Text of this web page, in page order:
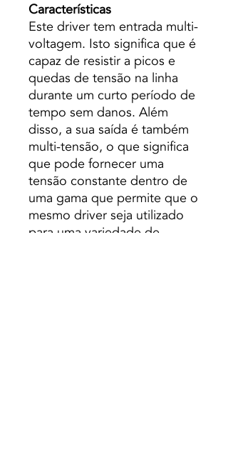
Características
Este driver tem entrada multi-
voltagem. Isto significa que é
capaz de resistir a picos e
quedas de tensão na linha
durante um curto período de
tempo sem danos. Além
disso, a sua saída é também
multi-tensão, o que significa
que pode fornecer uma
tensão constante dentro de
uma gama que permite que o
mesmo driver seja utilizado
para uma variedade de